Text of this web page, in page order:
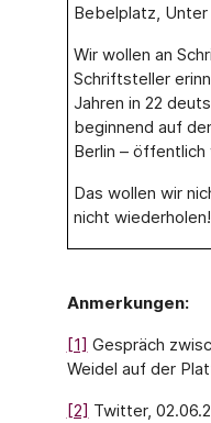
Bebelplatz, Unter
Wir wollen an
Schriftsteller
Jahren in 22
beginnend auf
Berlin –
Das wollen wir
nicht wiederholen!
Anmerkungen:
[1] Gespräch
Weidel auf der
[2] Twitter,